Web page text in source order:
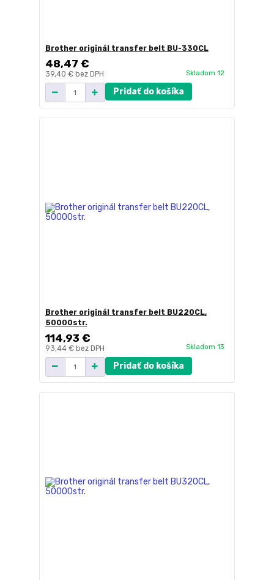
Brother originál transfer belt BU-330CL
48,47 €
39,40 € bez DPH Skladom 12
Pridať do košíka
Brother originál transfer belt BU220CL,
50000str.
114,93 €
93,44 € bez DPH Skladom 13
Pridať do košíka